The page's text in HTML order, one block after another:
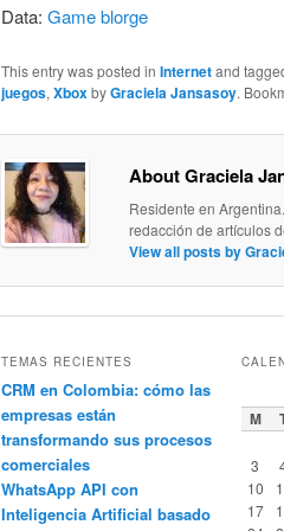
Data:Game blorge
This entry was posted inInternetand
juegos,XboxbyGraciela Jansasoy.
About Graciela
Residente en
redacción de artículos
View all posts by
TEMAS RECIENTES
CRM en Colombia: cómo las
empresas están
transformando sus procesos
comerciales
WhatsApp API con
Inteligencia Artificial basado
M
3
10
17